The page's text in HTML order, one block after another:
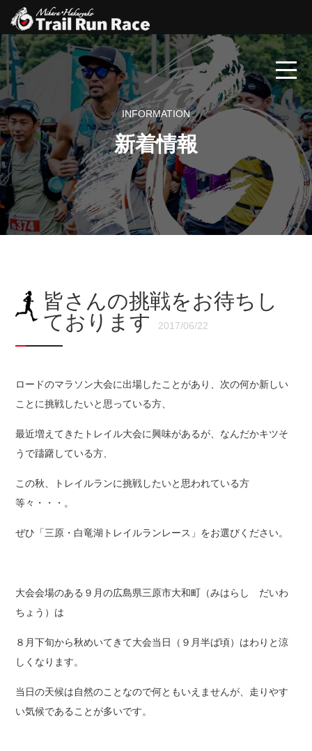
INFORMATION
新着情報
皆さんの挑戦をお待ちし
ております
2017/06/22
ロードのマラソン大会に出場したことがあり、次の何か新しい
ことに挑戦したいと思っている方、
最近増えてきたトレイル大会に興味があるが、なんだかキツそ
うで躊躇している方、
この秋、トレイルランに挑戦したいと思われている方
等々・・・。
ぜひ「三原・白竜湖トレイルランレース 」をお選びください。
大会会場のある９月の広島県三原市大和町（みはらし だいわ
ちょう）は
８月下旬から秋めいてきて大会当日（９月半ば頃）はわりと涼
しくなります。
当日の天候は自然のことなので何ともいえませんが、走りやす
い気候であることが多いです。